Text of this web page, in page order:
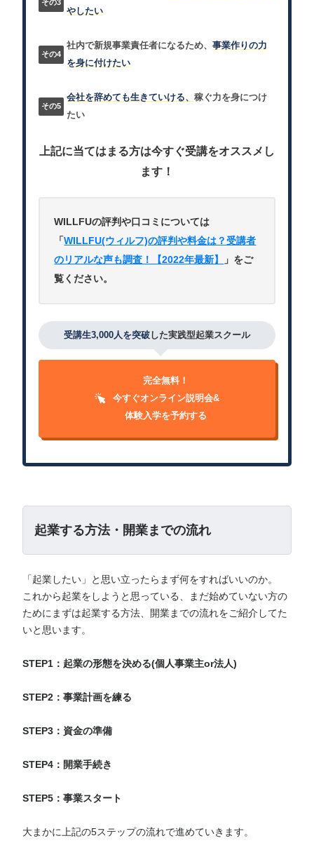
やしたい
社内で新規事業責任者になるため、事業作りの力
を身に付けたい
会社を辞めても生きていける、稼ぐ力を身につけ
たい
上記に当てはまる方は今すぐ受講をオススメし
ます！
WILLFUの評判や口コミについては
「WILLFU(ウィルフ)の評判や料金は？受講者
のリアルな声も調査！【2022年最新】
」をご
覧ください。
受講生3,000人を突破 した実践型起業スクール
完全無料！
今すぐオンライン説明会&
体験入学を予約する
起業する方法・開業までの流れ
「起業したい」と思い立ったらまず何をすればいいのか。
これから起業をしようと思っている、まだ始めていない方の
ためにまずは起業する方法、開業までの流れをご紹介してた
いと思います。
STEP1：起業の形態を決める(個人事業主or法人)
STEP2：事業計画を練る
STEP3：資金の準備
STEP4：開業手続き
STEP5：事業スタート
大まかに上記の5ステップの流れで進めていきます。